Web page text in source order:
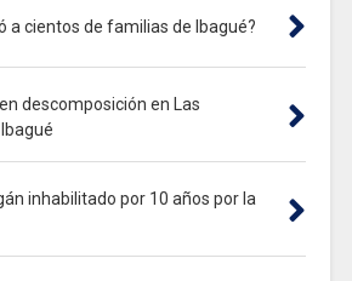
a cientos de familias de Ibagué?
descomposición en Las
inhabilitado por 10 años por la